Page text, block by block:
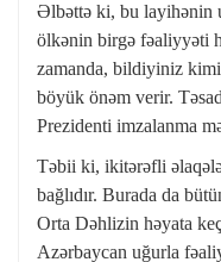
Əlbəttə ki, bu layihənin
ölkənin birgə fəaliyyəti
zamanda, bildiyiniz
böyük önəm verir.
Prezidenti imzalanma
Təbii ki, ikitərəfli
bağlıdır. Burada da
Orta Dəhlizin həyata
Azərbaycan uğurla